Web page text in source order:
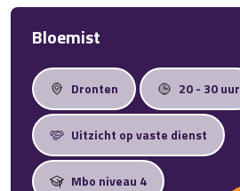
Bloemist
Dronten 20 - 30 uur
Uitzicht op vaste dienst
Mbo niveau 4